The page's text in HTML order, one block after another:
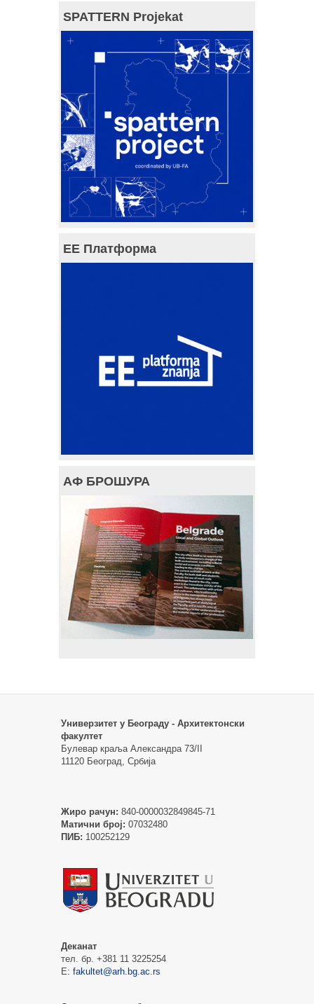
SPATTERN Projekat
ЕЕ Платформа
АФ БРОШУРА
Универзитет у Београду - Архитектонски
факултет
Булевар краља Александра 73/II
11120 Београд, Србија
Жиро рачун: 840-0000032849845-71
Матични број: 07032480
ПИБ: 100252129
Деканат
тел. бр. +381 11 3225254
Е: fakultet@arh.bg.ac.rs